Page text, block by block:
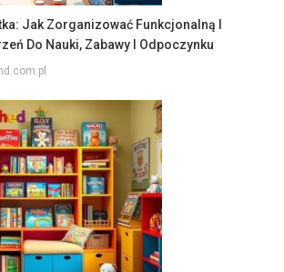
Jak Zorganizować Funkcjonalną I
Do Nauki, Zabawy I Odpoczynku